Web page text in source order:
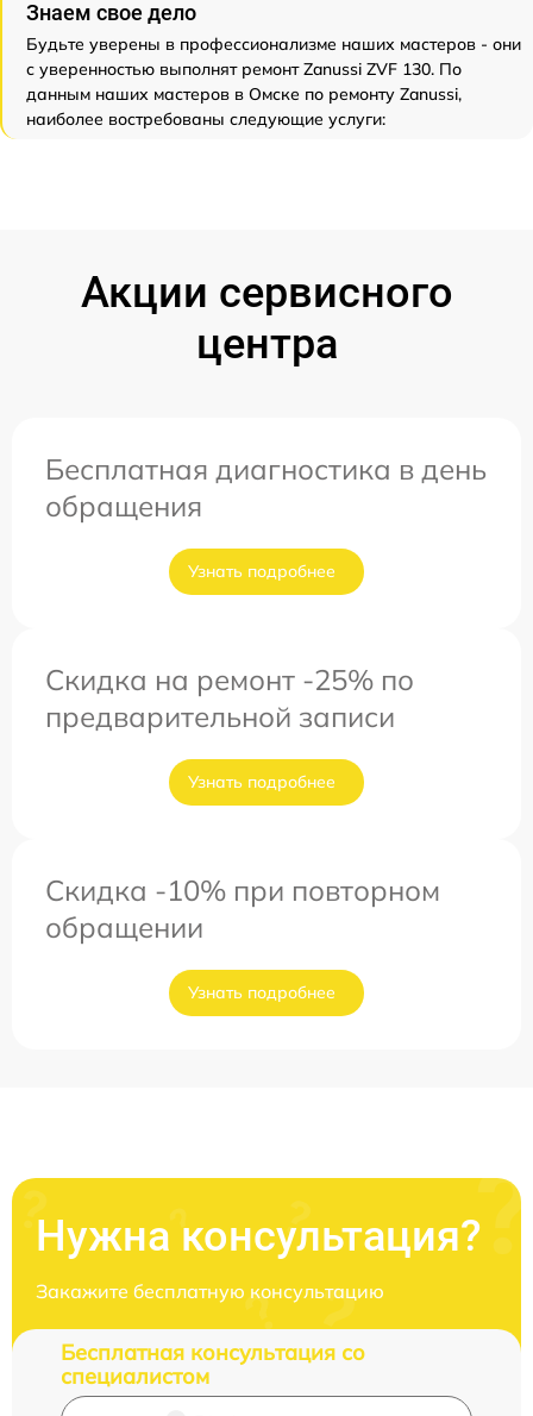
Знаем свое дело
Будьте уверены в профессионализме наших мастеров - они
с уверенностью выполнят ремонт Zanussi ZVF 130. По
данным наших мастеров в Омске по ремонту Zanussi,
наиболее востребованы следующие услуги:
Акции сервисного
центра
Бесплатная диагностика в день
обращения
Узнать подробнее
Скидка на ремонт -25% по
предварительной записи
Узнать подробнее
Скидка -10% при повторном
обращении
Узнать подробнее
Нужна консультация?
Закажите бесплатную консультацию
Бесплатная консультация со
специалистом